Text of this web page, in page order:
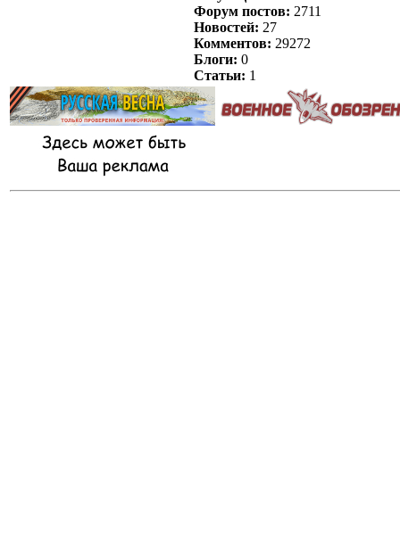
Форум постов: 2711
Новостей: 27
Комментов: 29272
Блоги: 0
Статьи: 1